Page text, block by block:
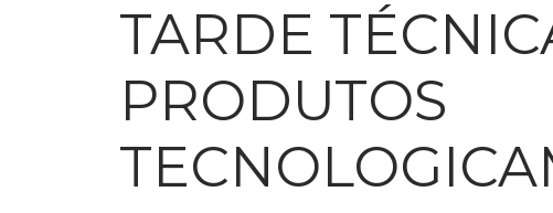
TARDE
PRODUTOS